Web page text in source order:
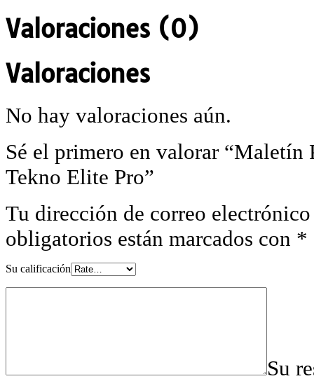
Valoraciones (0)
Valoraciones
No hay valoraciones aún.
Sé el primero en valorar “Maletín
Tekno Elite Pro”
Tu dirección de correo
obligatorios están marcados con *
Su calificación
Su